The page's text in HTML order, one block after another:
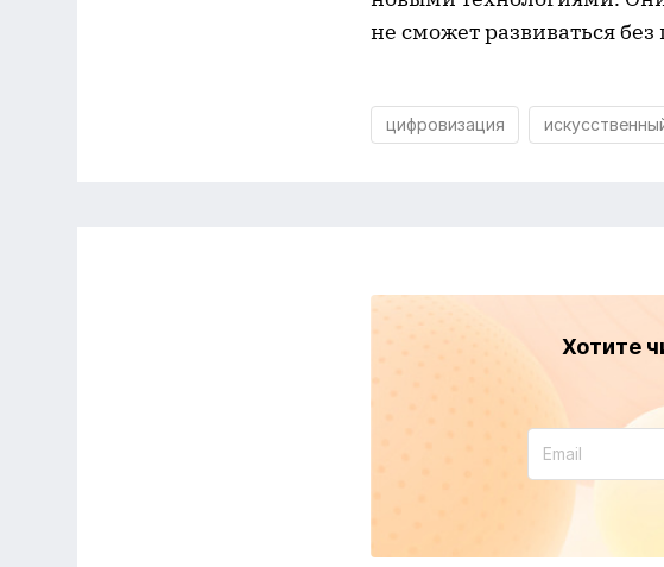
не сможет развиваться
цифровизация
Хотите